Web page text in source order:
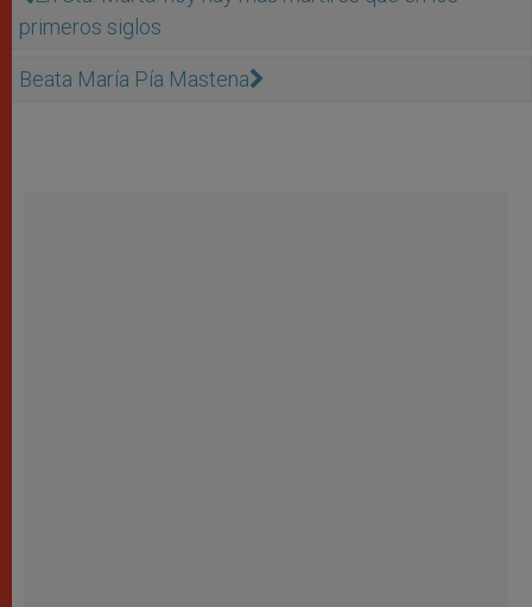
primeros siglos
Beata María Pía Mastena